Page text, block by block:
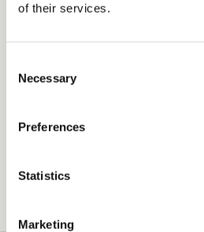
of their services.
Selection
Necessary
Preferences
Statistics
Marketing
DESIGN